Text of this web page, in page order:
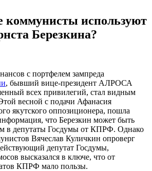
коммунисты используют
Березкина?
с портфелем зампреда
, бывший вице-президент АЛРОСА
всех привилегий, стал видным
весной с подачи Афанасия
якутского оппозиционера, пошла
что Березкин может быть
в депутаты Госдумы от КПРФ. Однако
Вячеслав Куличкин опроверг
депутат Госдумы,
высказался в ключе, что от
КПРФ мало пользы.